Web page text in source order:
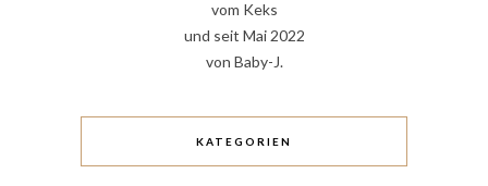
vom Keks
und seit Mai 2022
von Baby-J.
KATEGORIEN